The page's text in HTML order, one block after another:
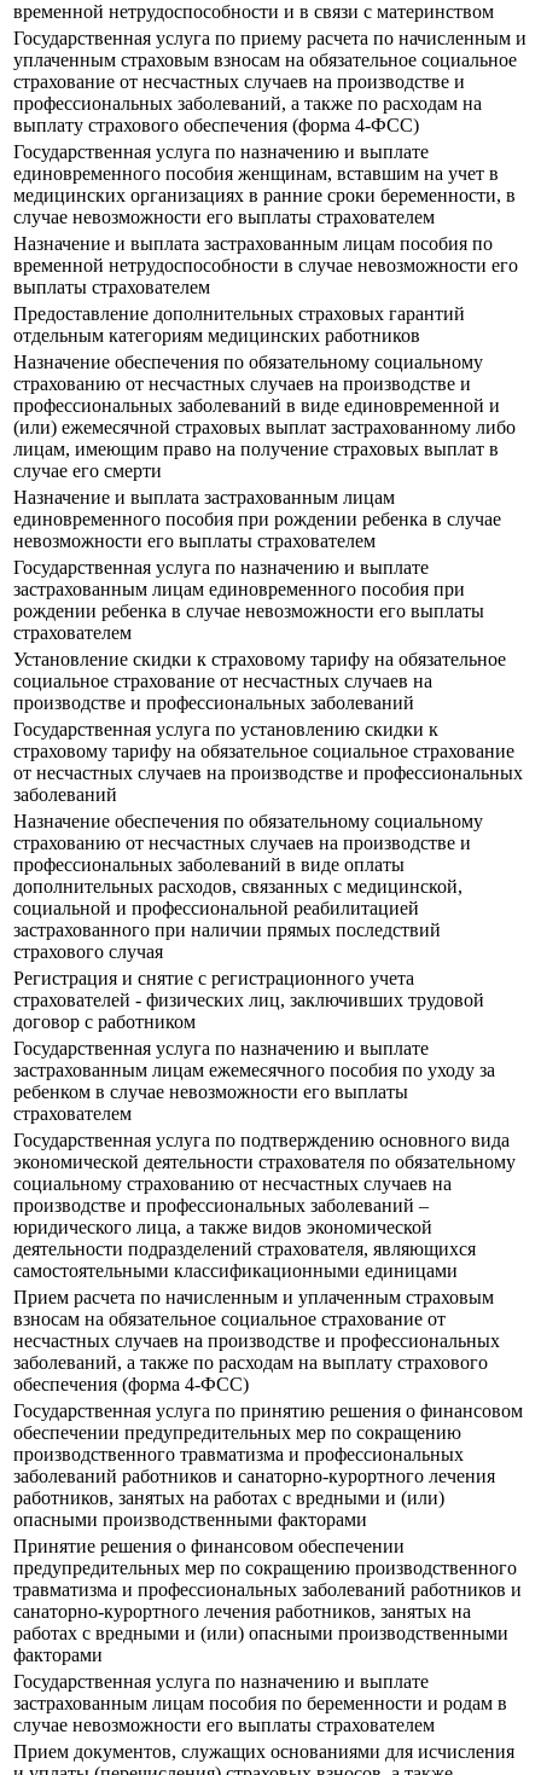
временной нетрудоспособности и в связи с материнством
Государственная услуга по приему расчета по начисленным и
уплаченным страховым взносам на обязательное социальное
страхование от несчастных случаев на производстве и
профессиональных заболеваний, а также по расходам на
выплату страхового обеспечения (форма 4-ФСС)
Государственная услуга по назначению и выплате
единовременного пособия женщинам, вставшим на учет в
медицинских организациях в ранние сроки беременности, в
случае невозможности его выплаты страхователем
Назначение и выплата застрахованным лицам пособия по
временной нетрудоспособности в случае невозможности его
выплаты страхователем
Предоставление дополнительных страховых гарантий
отдельным категориям медицинских работников
Назначение обеспечения по обязательному социальному
страхованию от несчастных случаев на производстве и
профессиональных заболеваний в виде единовременной и
(или) ежемесячной страховых выплат застрахованному либо
лицам, имеющим право на получение страховых выплат в
случае его смерти
Назначение и выплата застрахованным лицам
единовременного пособия при рождении ребенка в случае
невозможности его выплаты страхователем
Государственная услуга по назначению и выплате
застрахованным лицам единовременного пособия при
рождении ребенка в случае невозможности его выплаты
страхователем
Установление скидки к страховому тарифу на обязательное
социальное страхование от несчастных случаев на
производстве и профессиональных заболеваний
Государственная услуга по установлению скидки к
страховому тарифу на обязательное социальное страхование
от несчастных случаев на производстве и профессиональных
заболеваний
Назначение обеспечения по обязательному социальному
страхованию от несчастных случаев на производстве и
профессиональных заболеваний в виде оплаты
дополнительных расходов, связанных с медицинской,
социальной и профессиональной реабилитацией
застрахованного при наличии прямых последствий
страхового случая
Регистрация и снятие с регистрационного учета
страхователей - физических лиц, заключивших трудовой
договор с работником
Государственная услуга по назначению и выплате
застрахованным лицам ежемесячного пособия по уходу за
ребенком в случае невозможности его выплаты
страхователем
Государственная услуга по подтверждению основного вида
экономической деятельности страхователя по обязательному
социальному страхованию от несчастных случаев на
производстве и профессиональных заболеваний –
юридического лица, а также видов экономической
деятельности подразделений страхователя, являющихся
самостоятельными классификационными единицами
Прием расчета по начисленным и уплаченным страховым
взносам на обязательное социальное страхование от
несчастных случаев на производстве и профессиональных
заболеваний, а также по расходам на выплату страхового
обеспечения (форма 4-ФСС)
Государственная услуга по принятию решения о финансовом
обеспечении предупредительных мер по сокращению
производственного травматизма и профессиональных
заболеваний работников и санаторно-курортного лечения
работников, занятых на работах с вредными и (или)
опасными производственными факторами
Принятие решения о финансовом обеспечении
предупредительных мер по сокращению производственного
травматизма и профессиональных заболеваний работников и
санаторно-курортного лечения работников, занятых на
работах с вредными и (или) опасными производственными
факторами
Государственная услуга по назначению и выплате
застрахованным лицам пособия по беременности и родам в
случае невозможности его выплаты страхователем
Прием документов, служащих основаниями для исчисления